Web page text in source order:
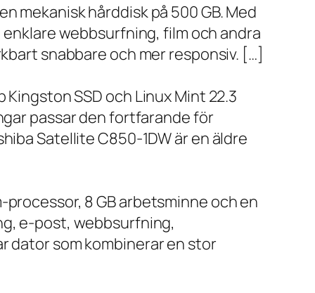
mekanisk hårddisk på 500 GB. Med
webbsurfning, film och andra
snabbare och mer responsiv. […]
SSD och Linux Mint 22.3
passar den fortfarande för
Satellite C850-1DW är en äldre
8 GB arbetsminne och en
e-post, webbsurfning,
dator som kombinerar en stor